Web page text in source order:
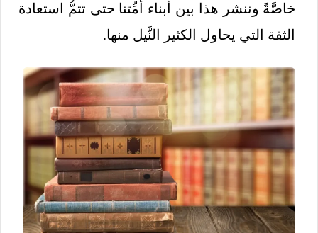
خاصَّةً وننشر هذا بين أبناء أمِّتنا حتى تتمُّ استعادة
الثقة التي يحاول الكثير النَّيل منها.